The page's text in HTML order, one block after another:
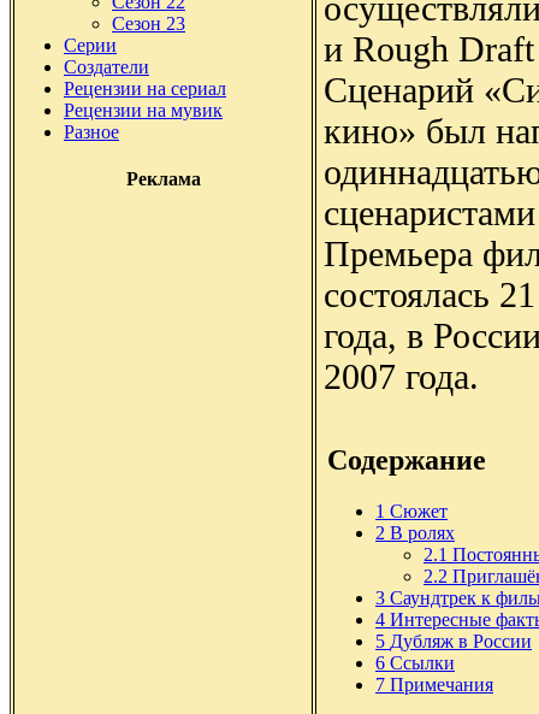
Сезон 23
Серии
Создатели
Рецензии на сериал
Рецензии на мувик
Разное
Реклама
и Rough
Сценарий
кино» был
Премьера
состоялась
года, в
2007 года.
Содержание
1 Сюжет
2 В ролях
2.1
2.2
3 Саундтрек к
4 Интересные
5 Дубляж в России
6 Ссылки
7 Примечания